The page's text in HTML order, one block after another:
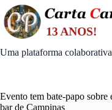
Skip
to
content
Uma plataforma
Evento tem bate-papo sobre
bar de Campinas